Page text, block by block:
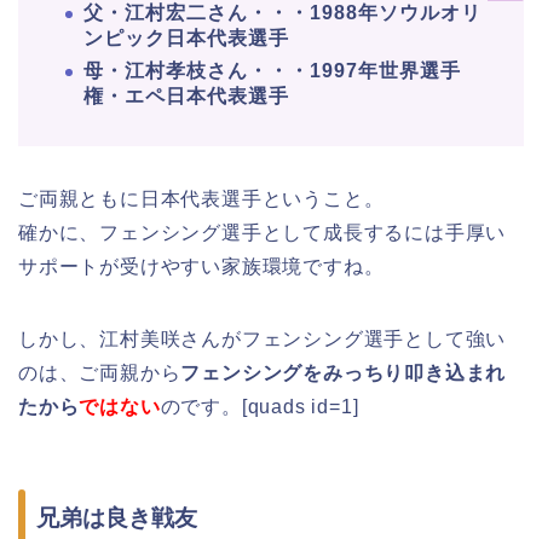
父・江村宏二さん・・・1988年ソウルオリ
ンピック日本代表選手
母・江村孝枝さん・・・1997年世界選手
権・エペ日本代表選手
ご両親ともに日本代表選手ということ。
確かに、フェンシング選手として成長するには手厚い
サポートが受けやすい家族環境ですね。
しかし、江村美咲さんがフェンシング選手として強い
のは、ご両親からフェンシングをみっちり叩き込まれ
たからではないのです。[quads id=1]
兄弟は良き戦友